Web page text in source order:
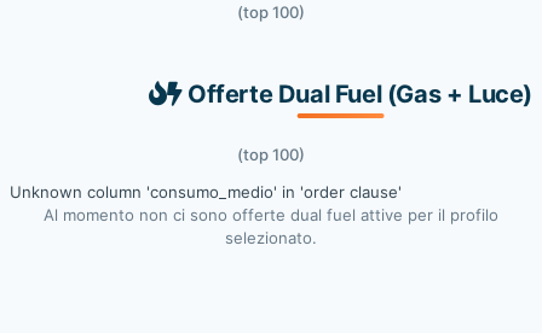
(top 100)
Offerte Dual Fuel (Gas + Luce)
(top 100)
Unknown column 'consumo_medio' in 'order clause'
Al momento non ci sono offerte dual fuel attive per il profilo
selezionato.